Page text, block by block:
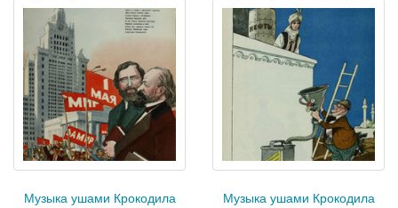
Музыка ушами Крокодила Музыка ушами Крокодила